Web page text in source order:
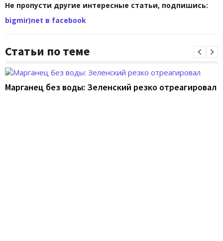
Не пропусти другие интересные статьи, подпишись:
bigmir)net в facebook
Статьи по теме
Марганец без воды: Зеленский резко отреагировал